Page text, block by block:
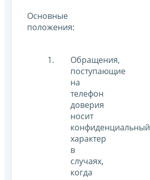
Основные
положения:
Обращения,
поступающие
на
телефон
доверия
носит
конфиденциальный
характер
в
случаях,
когда